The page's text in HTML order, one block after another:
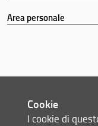
Area personale
Cookie
I cookie di